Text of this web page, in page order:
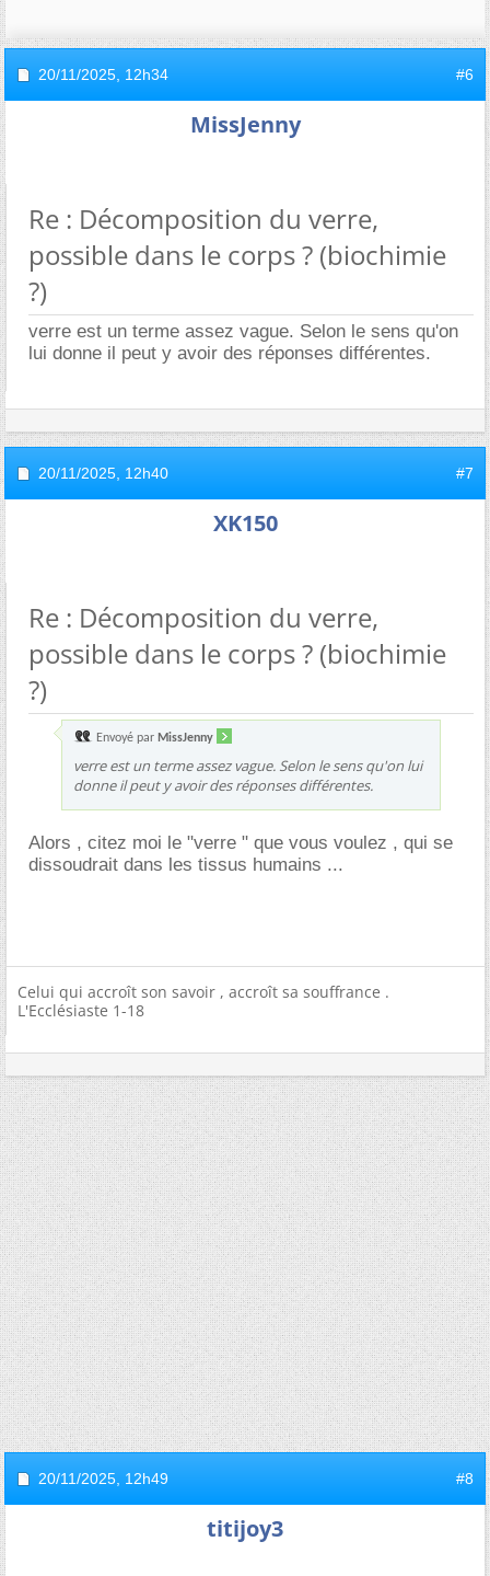
20/11/2025, 12h34 #6
MissJenny
Re : Décomposition du verre,
possible dans le corps ? (biochimie
?)
verre est un terme assez vague. Selon le sens qu'on
lui donne il peut y avoir des réponses différentes.
20/11/2025, 12h40 #7
XK150
Re : Décomposition du verre,
possible dans le corps ? (biochimie
?)
Envoyé par MissJenny
verre est un terme assez vague. Selon le sens qu'on lui
donne il peut y avoir des réponses différentes.
Alors , citez moi le "verre " que vous voulez , qui se
dissoudrait dans les tissus humains ...
Celui qui accroît son savoir , accroît sa souffrance .
L'Ecclésiaste 1-18
20/11/2025, 12h49 #8
titijoy3